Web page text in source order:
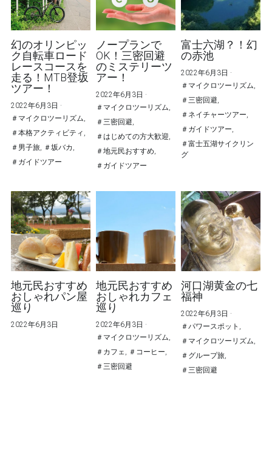
幻のオリンピッ
ク自転車ロード
レースコースを
走る！MTB登坂
ツアー！
2022年6月3日 ·
＃マイクロツーリズム,
＃本格アクティビティ,
＃男子旅, ＃坂バカ,
＃ガイドツアー
ノープランで
OK！三密回避
のミステリーツ
アー！
2022年6月3日 ·
＃マイクロツーリズム,
＃三密回避,
＃はじめての方大歓迎,
＃地元民おすすめ,
＃ガイドツアー
富士六湖？！幻
の赤池
2022年6月3日 ·
＃マイクロツーリズム,
＃三密回避,
＃ネイチャーツアー,
＃ガイドツアー,
＃富士五湖サイクリン
グ
地元民おすすめ
おしゃれパン屋
巡り
2022年6月3日
地元民おすすめ
おしゃれカフェ
巡り
2022年6月3日 ·
＃マイクロツーリズム,
＃カフェ,
＃コーヒー,
＃三密回避
河口湖黄金の七
福神
2022年6月3日 ·
＃パワースポット,
＃マイクロツーリズム,
＃グループ旅,
＃三密回避